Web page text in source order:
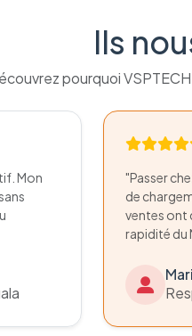
Ils
pourquoi
Mon
"Passer
de
ventes ont
rapidité du